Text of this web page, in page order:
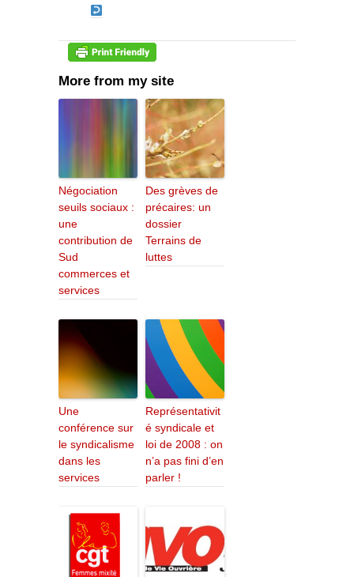
More from my site
Négociation
seuils sociaux :
une
contribution de
Sud
commerces et
services
Des grèves de
précaires: un
dossier
Terrains de
luttes
Une
conférence sur
le syndicalisme
dans les
services
Représentativit
é syndicale et
loi de 2008 : on
n’a pas fini d’en
parler !